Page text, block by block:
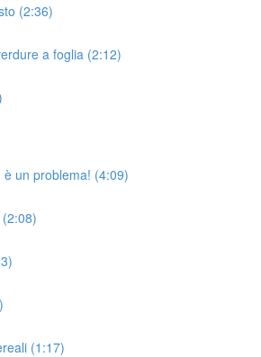
(2:36)
a foglia (2:12)
un problema! (4:09)
(1:17)